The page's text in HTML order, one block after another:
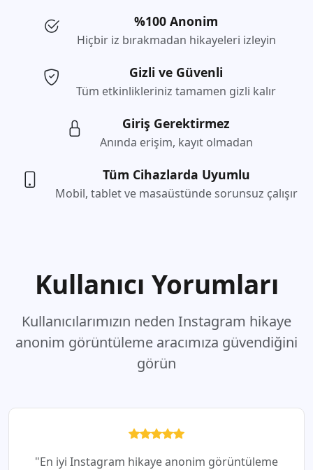
%100 Anonim
Hiçbir iz bırakmadan hikayeleri izleyin
Gizli ve Güvenli
Tüm etkinlikleriniz tamamen gizli kalır
Giriş Gerektirmez
Anında erişim, kayıt olmadan
Tüm Cihazlarda Uyumlu
Mobil, tablet ve masaüstünde sorunsuz çalışır
Kullanıcı Yorumları
Kullanıcılarımızın neden Instagram hikaye
anonim görüntüleme aracımıza güvendiğini
görün
"En iyi Instagram hikaye anonim görüntüleme